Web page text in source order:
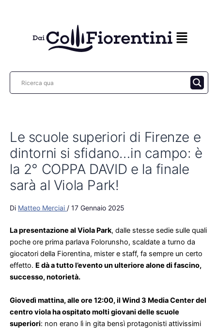
Le scuole superiori di Firenze e
dintorni si sfidano…in campo: è
la 2° COPPA DAVID e la finale
sarà al Viola Park!
Di Matteo Merciai / 17 Gennaio 2025
La presentazione al Viola Park, dalle stesse sedie sulle quali
poche ore prima parlava Folorunsho, scaldate a turno da
giocatori della Fiorentina, mister e staff, fa sempre un certo
effetto. E dà a tutto l’evento un ulteriore alone di fascino,
successo, notorietà.
Giovedì mattina, alle ore 12:00, il Wind 3 Media Center del
centro viola ha ospitato molti giovani delle scuole
superiori: non erano lì in gita bensì protagonisti attivissimi